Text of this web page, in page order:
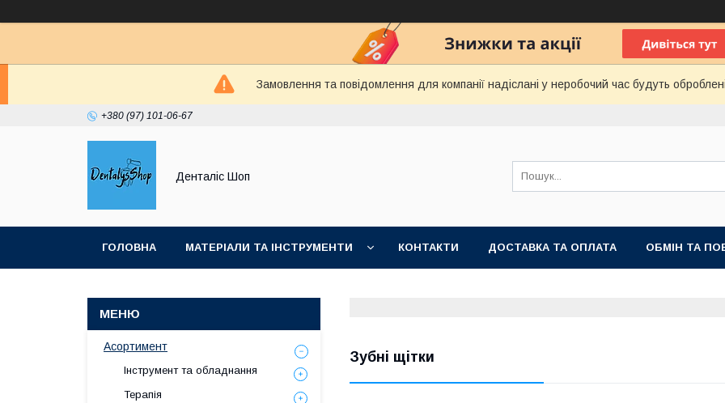
Замовлення та повідомлення для компанії надіслані у неробочий час будуть
+380 (97) 101-06-67
Денталіс Шоп
ГОЛОВНА МАТЕРІАЛИ ТА ІНСТРУМЕНТИ КОНТАКТИ ДОСТАВКА ТА ОПЛАТА ОБМІН ТА
Зубні щітки
Асортимент
Інструмент та обладнання
Терапія